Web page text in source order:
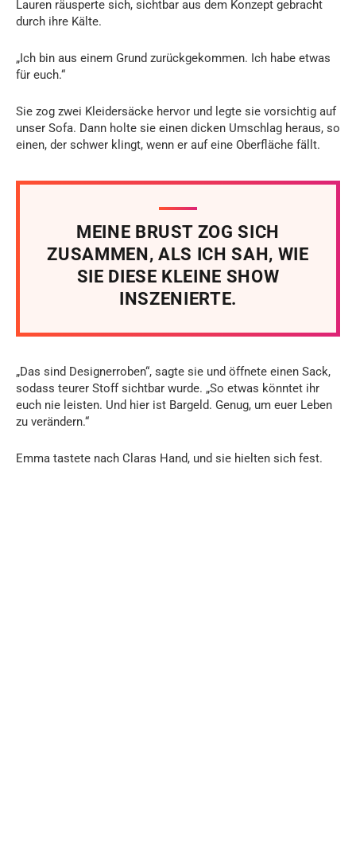
Lauren räusperte sich, sichtbar aus dem Konzept gebracht
durch ihre Kälte.
„Ich bin aus einem Grund zurückgekommen. Ich habe etwas
für euch.“
Sie zog zwei Kleidersäcke hervor und legte sie vorsichtig auf
unser Sofa. Dann holte sie einen dicken Umschlag heraus, so
einen, der schwer klingt, wenn er auf eine Oberfläche fällt.
MEINE BRUST ZOG SICH
ZUSAMMEN, ALS ICH SAH, WIE
SIE DIESE KLEINE SHOW
INSZENIERTE.
„Das sind Designerroben“, sagte sie und öffnete einen Sack,
sodass teurer Stoff sichtbar wurde. „So etwas könntet ihr
euch nie leisten. Und hier ist Bargeld. Genug, um euer Leben
zu verändern.“
Emma tastete nach Claras Hand, und sie hielten sich fest.